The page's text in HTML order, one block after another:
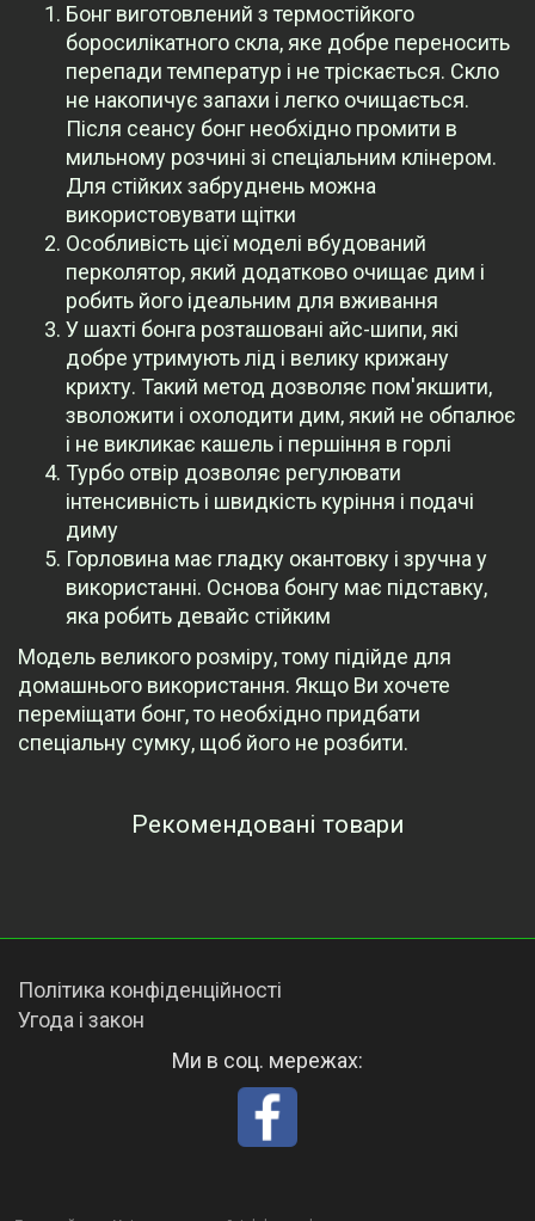
Бонг виготовлений з термостійкого
боросилікатного скла, яке добре переносить
перепади температур і не тріскається. Скло
не накопичує запахи і легко очищається.
Після сеансу бонг необхідно промити в
мильному розчині зі спеціальним клінером.
Для стійких забруднень можна
використовувати щітки
Особливість цієї моделі вбудований
перколятор, який додатково очищає дим і
робить його ідеальним для вживання
У шахті бонга розташовані айс-шипи, які
добре утримують лід і велику крижану
крихту. Такий метод дозволяє пом'якшити,
зволожити і охолодити дим, який не обпалює
і не викликає кашель і першіння в горлі
Турбо отвір дозволяє регулювати
інтенсивність і швидкість куріння і подачі
диму
Горловина має гладку окантовку і зручна у
використанні. Основа бонгу має підставку,
яка робить девайс стійким
Модель великого розміру, тому підійде для
домашнього використання. Якщо Ви хочете
переміщати бонг, то необхідно придбати
спеціальну сумку, щоб його не розбити.
Рекомендовані товари
Політика конфіденційності
Угода і закон
Ми в соц. мережах: